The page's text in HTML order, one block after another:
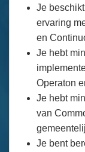
Je
ervaring
en
Je hebt
Operaton
Je hebt
van
Je bent